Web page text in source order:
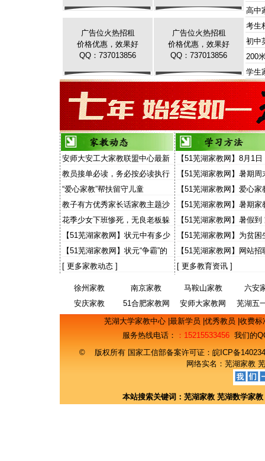
高中
考生
初中
200
学生
广告位火热招租
价格优惠，效果好
QQ：737013856
广告位火热招租
价格优惠，效果好
QQ：737013856
安师大安工大家教联盟中心最新
家教信息
教员接单必读，务必按必读执行
“爱心家教”帮扶留守儿童
教子有方优秀家长话家教主题沙
龙
花季少女下班惨死，无良老板躲
猫猫，天理何在？国法何在？
【51芜湖家教网】状元中有多少
来自农村
【51芜湖家教网】状元“争霸”的
意义
[ 更多家教动态 ]
【51芜湖家教网】8月1日
场“家教”演讲面向家长和
【51芜湖家教网】暑期周
费去听“家教大讲堂”
【51芜湖家教网】爱心家
出感人故事 “小老师”讲13
【51芜湖家教网】暑期家
大学生有些灰心
【51芜湖家教网】暑假
【51芜湖家教网】为贫困
事 财大预录生自荐当免
【51芜湖家教网】网站招
期工主流找工渠道 50%
[ 更多教育资讯 ]
徐州家教 南京家教 马鞍山家教
六安
安庆家教
51合肥家教网 安师大家教网
芜湖五
网
芜湖大学家教中心 最新学员 优秀教员 收费
服务热线电话：
：15215533456 我们的
© 版权所有 国家工信部备案许可证： 皖ICP备
网络实名： 芜湖家教
本站搜索关键词： 芜湖家教 芜湖数学家教